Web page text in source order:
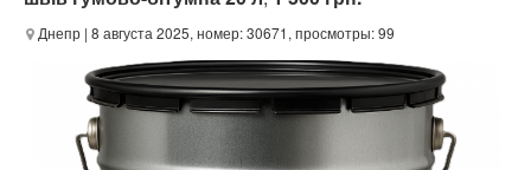
Днепр | 8 августа 2025, номер: 30671, просмотры: 99